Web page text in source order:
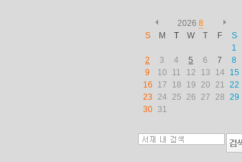
2026 8
S
M T W T F
S
1
2
3 4 5 6 7
8
9
10 11 12 13 14
15
16
17 18 19 20 21
22
23
24 25 26 27 28 29
30
31